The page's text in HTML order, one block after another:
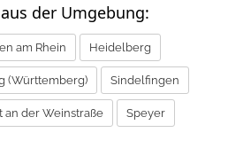
der Umgebung:
am Rhein Heidelberg
(Württemberg) Sindelfingen
an der Weinstraße Speyer